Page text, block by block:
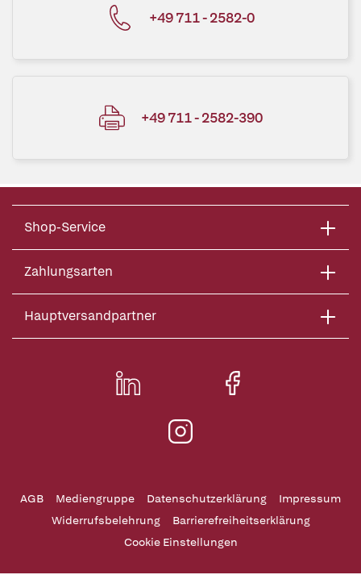
+49 711 - 2582-0
+49 711 - 2582-390
Shop-Service
Zahlungsarten
Hauptversandpartner
AGB Mediengruppe Datenschutzerklärung
Impressum
Widerrufsbelehrung
Barrierefreiheitserklärung
Cookie Einstellungen